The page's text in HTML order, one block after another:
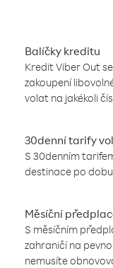
Balíčky kreditu
Kredit Viber Out
zakoupení
volat na jakékoli
30denní tarify
S 30denním
destinace po dobu
Měsíční
S měsíčním
zahraničí na
nemusíte